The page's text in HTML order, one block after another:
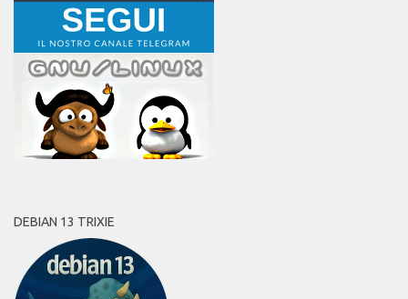
DEBIAN 13 TRIXIE